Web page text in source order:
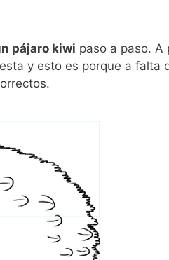
pájaro kiwi paso a paso. A
y esto es porque a falta